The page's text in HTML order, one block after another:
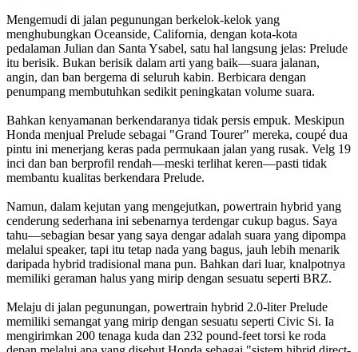
Mengemudi di jalan pegunungan berkelok-kelok yang
menghubungkan Oceanside, California, dengan kota-kota
pedalaman Julian dan Santa Ysabel, satu hal langsung jelas: Prelude
itu berisik. Bukan berisik dalam arti yang baik—suara jalanan,
angin, dan ban bergema di seluruh kabin. Berbicara dengan
penumpang membutuhkan sedikit peningkatan volume suara.
Bahkan kenyamanan berkendaranya tidak persis empuk. Meskipun
Honda menjual Prelude sebagai "Grand Tourer" mereka, coupé dua
pintu ini menerjang keras pada permukaan jalan yang rusak. Velg 19
inci dan ban berprofil rendah—meski terlihat keren—pasti tidak
membantu kualitas berkendara Prelude.
Namun, dalam kejutan yang mengejutkan, powertrain hybrid yang
cenderung sederhana ini sebenarnya terdengar cukup bagus. Saya
tahu—sebagian besar yang saya dengar adalah suara yang dipompa
melalui speaker, tapi itu tetap nada yang bagus, jauh lebih menarik
daripada hybrid tradisional mana pun. Bahkan dari luar, knalpotnya
memiliki geraman halus yang mirip dengan sesuatu seperti BRZ.
Melaju di jalan pegunungan, powertrain hybrid 2.0-liter Prelude
memiliki semangat yang mirip dengan sesuatu seperti Civic Si. Ia
mengirimkan 200 tenaga kuda dan 232 pound-feet torsi ke roda